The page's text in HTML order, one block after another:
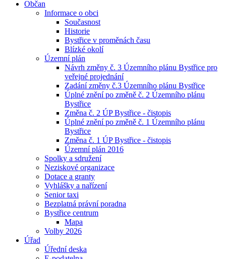
Občan
Informace o obci
Současnost
Historie
Bystřice v proměnách času
Blízké okolí
Územní plán
Návrh změny č. 3 Územního plánu Bystřice pro
veřejné projednání
Zadání změny č.3 Územního plánu Bystřice
Úplné znění po změně č. 2 Územního plánu
Bystřice
Změna č. 2 ÚP Bystřice - čistopis
Úplné znění po změně č. 1 Územního plánu
Bystřice
Změna č. 1 ÚP Bystřice - čistopis
Územní plán 2016
Spolky a sdružení
Neziskové organizace
Dotace a granty
Vyhlášky a nařízení
Senior taxi
Bezplatná právní poradna
Bystřice centrum
Mapa
Volby 2026
Úřad
Úřední deska